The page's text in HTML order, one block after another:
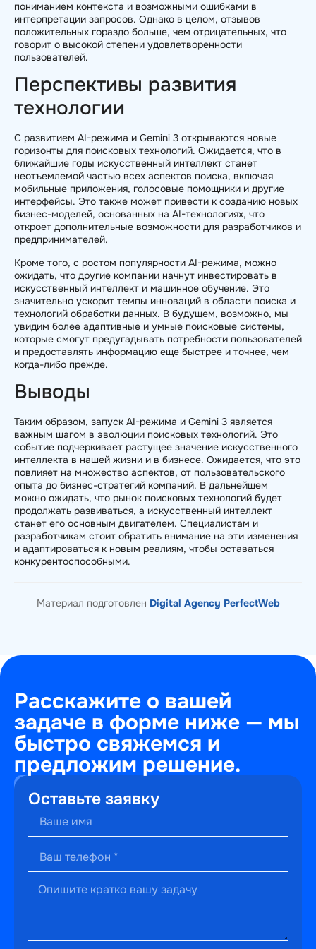
пониманием контекста и возможными ошибками в
интерпретации запросов. Однако в целом, отзывов
положительных гораздо больше, чем отрицательных, что
говорит о высокой степени удовлетворенности
пользователей.
Перспективы развития
технологии
С развитием AI-режима и Gemini 3 открываются новые
горизонты для поисковых технологий. Ожидается, что в
ближайшие годы искусственный интеллект станет
неотъемлемой частью всех аспектов поиска, включая
мобильные приложения, голосовые помощники и другие
интерфейсы. Это также может привести к созданию новых
бизнес-моделей, основанных на AI-технологиях, что
откроет дополнительные возможности для разработчиков и
предпринимателей.
Кроме того, с ростом популярности AI-режима, можно
ожидать, что другие компании начнут инвестировать в
искусственный интеллект и машинное обучение. Это
значительно ускорит темпы инноваций в области поиска и
технологий обработки данных. В будущем, возможно, мы
увидим более адаптивные и умные поисковые системы,
которые смогут предугадывать потребности пользователей
и предоставлять информацию еще быстрее и точнее, чем
когда-либо прежде.
Выводы
Таким образом, запуск AI-режима и Gemini 3 является
важным шагом в эволюции поисковых технологий. Это
событие подчеркивает растущее значение искусственного
интеллекта в нашей жизни и в бизнесе. Ожидается, что это
повлияет на множество аспектов, от пользовательского
опыта до бизнес-стратегий компаний. В дальнейшем
можно ожидать, что рынок поисковых технологий будет
продолжать развиваться, а искусственный интеллект
станет его основным двигателем. Специалистам и
разработчикам стоит обратить внимание на эти изменения
и адаптироваться к новым реалиям, чтобы оставаться
конкурентоспособными.
Материал подготовлен Digital Agency PerfectWeb
Расскажите о вашей
задаче в форме ниже — мы
быстро свяжемся и
предложим решение.
(495)
241-
22-
59
г. Москва,
ул.
hello@perfectweb.ru
Оставьте заявку